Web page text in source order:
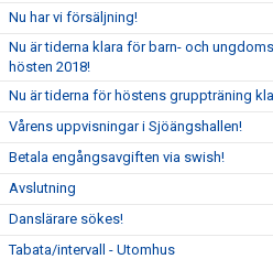
Nu har vi försäljning!
Nu är tiderna klara för barn- och
hösten 2018!
Nu är tiderna för höstens gruppträning
Vårens uppvisningar i Sjöängshallen!
Betala engångsavgiften via swish!
Avslutning
Danslärare sökes!
Tabata/intervall - Utomhus